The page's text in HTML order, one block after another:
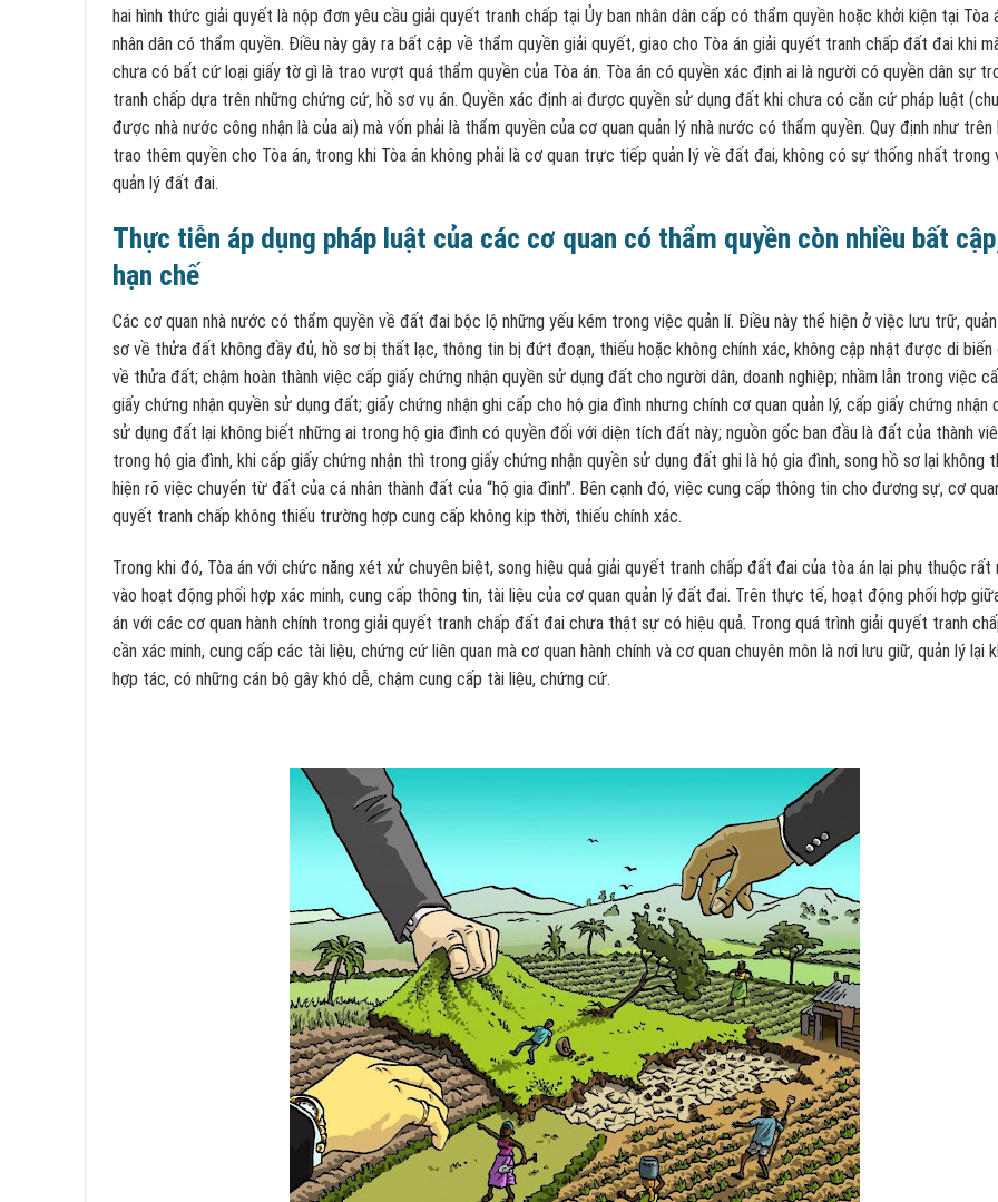
hai hình thức giải quyết là nộp đơn yêu cầu giải quyết tranh chấp tại Ủy ban nhân dân cấp có thẩm quyền hoặc khởi kiện tại Tòa
nhân dân có thẩm quyền. Điều này gây ra bất cập về thẩm quyền giải quyết, giao cho Tòa án giải quyết tranh chấp đất đai khi
chưa có bất cứ loại giấy tờ gì là trao vượt quá thẩm quyền của Tòa án. Tòa án có quyền xác định ai là người có quyền dân sự
tranh chấp dựa trên những chứng cứ, hồ sơ vụ án. Quyền xác định ai được quyền sử dụng đất khi chưa có căn cứ pháp luật
được nhà nước công nhận là của ai) mà vốn phải là thẩm quyền của cơ quan quản lý nhà nước có thẩm quyền. Quy định như trên
trao thêm quyền cho Tòa án, trong khi Tòa án không phải là cơ quan trực tiếp quản lý về đất đai, không có sự thống nhất trong
quản lý đất đai.
Thực tiễn áp dụng pháp luật của các cơ quan có thẩm quyền còn nhiều bất
hạn chế
Các cơ quan nhà nước có thẩm quyền về đất đai bộc lộ những yếu kém trong việc quản lí. Điều này thể hiện ở việc lưu trữ,
sơ về thửa đất không đầy đủ, hồ sơ bị thất lạc, thông tin bị đứt đoạn, thiếu hoặc không chính xác, không cập nhật được di biến
về thửa đất; chậm hoàn thành việc cấp giấy chứng nhận quyền sử dụng đất cho người dân, doanh nghiệp; nhầm lẫn trong việc
giấy chứng nhận quyền sử dụng đất; giấy chứng nhận ghi cấp cho hộ gia đình nhưng chính cơ quan quản lý, cấp giấy chứng nhận
sử dụng đất lại không biết những ai trong hộ gia đình có quyền đối với diện tích đất này; nguồn gốc ban đầu là đất của thành
trong hộ gia đình, khi cấp giấy chứng nhận thì trong giấy chứng nhận quyền sử dụng đất ghi là hộ gia đình, song hồ sơ lại không
hiện rõ việc chuyển từ đất của cá nhân thành đất của “hộ gia đình”. Bên cạnh đó, việc cung cấp thông tin cho đương sự, cơ
quyết tranh chấp không thiếu trường hợp cung cấp không kịp thời, thiếu chính xác.
Trong khi đó, Tòa án với chức năng xét xử chuyên biệt, song hiệu quả giải quyết tranh chấp đất đai của tòa án lại phụ thuộc rất
vào hoạt động phối hợp xác minh, cung cấp thông tin, tài liệu của cơ quan quản lý đất đai. Trên thực tế, hoạt động phối hợp
án với các cơ quan hành chính trong giải quyết tranh chấp đất đai chưa thật sự có hiệu quả. Trong quá trình giải quyết tranh
cần xác minh, cung cấp các tài liệu, chứng cứ liên quan mà cơ quan hành chính và cơ quan chuyên môn là nơi lưu giữ, quản lý lại
hợp tác, có những cán bộ gây khó dễ, chậm cung cấp tài liệu, chứng cứ.